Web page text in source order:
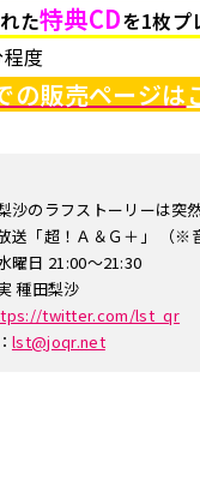
た特典CDを1枚プ
度
販売ページは
沙のラフストーリーは突
送「超！Ａ＆Ｇ＋」 （※
曜日 21:00～21:30
種田梨沙
twitter.com/lst_qr
lst@joqr.net